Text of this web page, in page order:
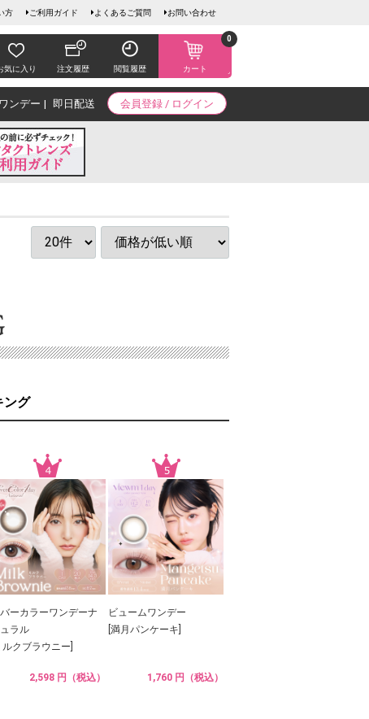
方 ご利用ガイド よくあるご質問 お問い合わせ
気に入り 注文履歴 閲覧履歴 カート
0
会員登録 / ログイン
ワンデー 即日配送
ング
ーカラーワンデーナ
ラル
ルクブラウニー]
2,598 円（税込）
ビュームワンデー
[満月パンケーキ]
1,760 円（税込）